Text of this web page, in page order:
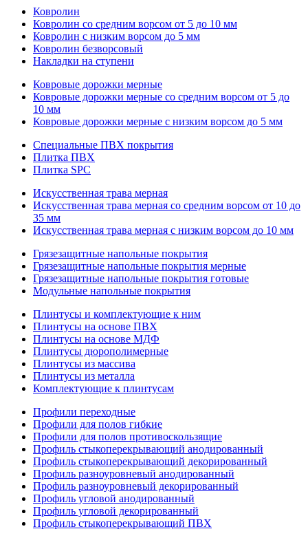
Ковролин
Ковролин со средним ворсом от 5 до 10 мм
Ковролин с низким ворсом до 5 мм
Ковролин безворсовый
Накладки на ступени
Ковровые дорожки мерные
Ковровые дорожки мерные со средним ворсом от 5 до
10 мм
Ковровые дорожки мерные с низким ворсом до 5 мм
Специальные ПВХ покрытия
Плитка ПВХ
Плитка SPC
Искуccтвенная трава мерная
Искусственная трава мерная со средним ворсом от 10 до
35 мм
Искусственная трава мерная с низким ворсом до 10 мм
Грязезащитные напольные покрытия
Грязезащитные напольные покрытия мерные
Грязезащитные напольные покрытия готовые
Модульные напольные покрытия
Плинтусы и комплектующие к ним
Плинтусы на основе ПВХ
Плинтусы на основе МДФ
Плинтусы дюрополимерные
Плинтусы из массива
Плинтусы из металла
Комплектующие к плинтусам
Профили переходные
Профили для полов гибкие
Профили для полов противоскользящие
Профиль стыкоперекрывающий анодированный
Профиль стыкоперекрывающий декорированный
Профиль разноуровневый анодированный
Профиль разноуровневый декорированный
Профиль угловой анодированный
Профиль угловой декорированный
Профиль стыкоперекрывающий ПВХ